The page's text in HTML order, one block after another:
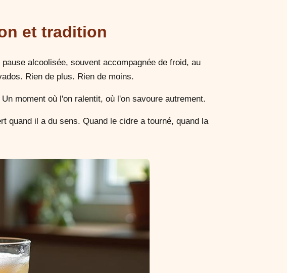
et tradition
alcoolisée, souvent accompagnée de froid, au
Rien de plus. Rien de moins.
moment où l'on ralentit, où l'on savoure autrement.
quand il a du sens. Quand le cidre a tourné, quand la